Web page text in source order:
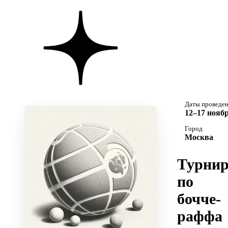
Даты
12–17
Город
Москва
по
бочче-
раффа